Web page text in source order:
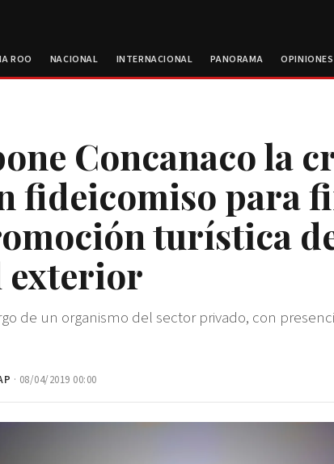
ROO NACIONAL INTERNACIONAL PANORAMA OPINIONES
Concanaco la
fideicomiso para
turística
exterior
de un organismo del sector privado, con
· 08/04/2019 00:00